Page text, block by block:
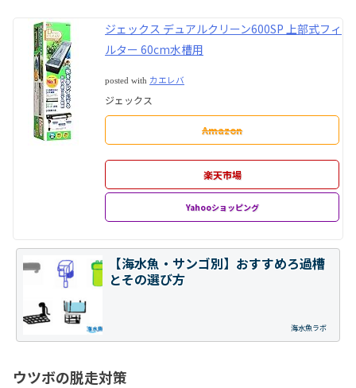
ジェックス デュアルクリーン600SP 上部式フィ
ルター 60cm水槽用
posted with カエレバ
ジェックス
Amazon
楽天市場
Yahooショッピング
海水魚ラボ
【海水魚・サンゴ別】おすすめろ過槽
とその選び方
ウツボの脱走対策